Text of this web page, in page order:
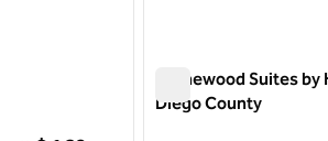
Homewood Suites
Diego County